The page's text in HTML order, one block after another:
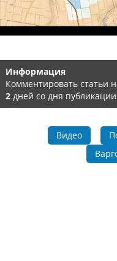
Информация
Комментировать статьи
2 дней со дня
Видео